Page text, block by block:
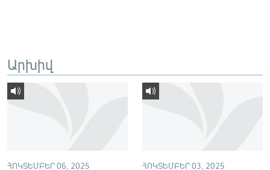
ՓՈԴՔԱՍԹ
Հայերեն
ՀԵՏԵՎԵՔ ՄԵԶ
Արխիվ
ՀՈԿՏԵՄԲԵՐ 06, 2025 ՀՈԿՏԵՄԲԵՐ 03, 2025